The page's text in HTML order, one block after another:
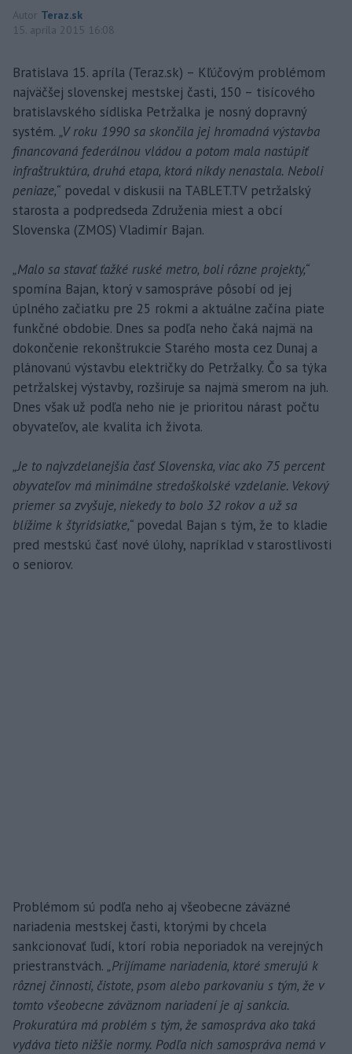
Autor Teraz.sk
15. apríla 2015 16:08
Bratislava 15. apríla (Teraz.sk) – Kľúčovým problémom
najväčšej slovenskej mestskej časti, 150 – tisícového
bratislavského sídliska Petržalka je nosný dopravný
systém. „V roku 1990 sa skončila jej hromadná výstavba
financovaná federálnou vládou a potom mala nastúpiť
infraštruktúra, druhá etapa, ktorá nikdy nenastala. Neboli
peniaze,“ povedal v diskusii na TABLET.TV petržalský
starosta a podpredseda Združenia miest a obcí
Slovenska (ZMOS) Vladimír Bajan.
„Malo sa stavať ťažké ruské metro, boli rôzne projekty,“
spomína Bajan, ktorý v samospráve pôsobí od jej
úplného začiatku pre 25 rokmi a aktuálne začína piate
funkčné obdobie. Dnes sa podľa neho čaká najmä na
dokončenie rekonštrukcie Starého mosta cez Dunaj a
plánovanú výstavbu električky do Petržalky. Čo sa týka
petržalskej výstavby, rozširuje sa najmä smerom na juh.
Dnes však už podľa neho nie je prioritou nárast počtu
obyvateľov, ale kvalita ich života.
„Je to najvzdelanejšia časť Slovenska, viac ako 75 percent
obyvateľov má minimálne stredoškolské vzdelanie. Vekový
priemer sa zvyšuje, niekedy to bolo 32 rokov a už sa
blížime k štyridsiatke,“ povedal Bajan s tým, že to kladie
pred mestskú časť nové úlohy, napríklad v starostlivosti
o seniorov.
Problémom sú podľa neho aj všeobecne záväzné
nariadenia mestskej časti, ktorými by chcela
sankcionovať ľudí, ktorí robia neporiadok na verejných
priestranstvách. „Prijímame nariadenia, ktoré smerujú k
rôznej činnosti, čistote, psom alebo parkovaniu s tým, že v
tomto všeobecne záväznom nariadení je aj sankcia.
Prokuratúra má problém s tým, že samospráva ako taká
vydáva tieto nižšie normy. Podľa nich samospráva nemá v